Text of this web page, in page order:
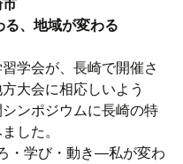
、地域が変わる
学会が、長崎で開催さ
大会に相応しいよう
ンポジウムに長崎の特
した。
・学び・動き―私が変わ